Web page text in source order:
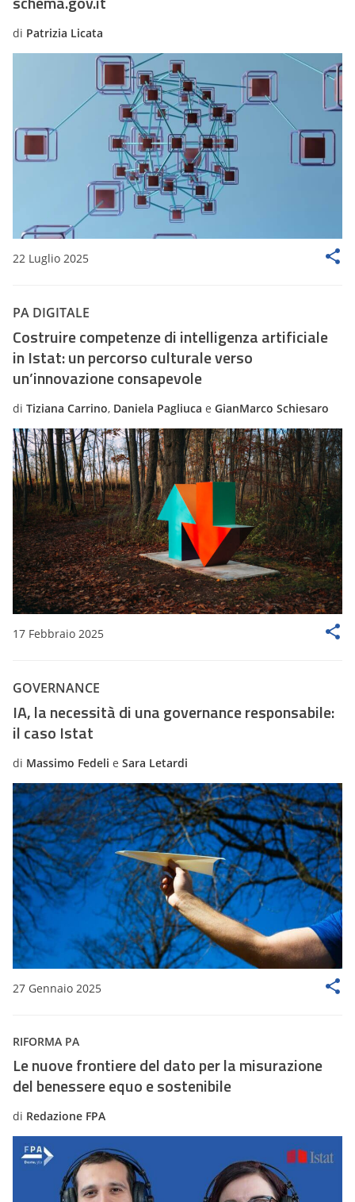
di Patrizia Licata
22 Luglio 2025
PA DIGITALE
Costruire competenze di intelligenza artificiale
in Istat: un percorso culturale verso
un’innovazione consapevole
di Tiziana Carrino, Daniela Pagliuca e GianMarco Schiesaro
17 Febbraio 2025
GOVERNANCE
IA, la necessità di una governance responsabile:
il caso Istat
di Massimo Fedeli e Sara Letardi
27 Gennaio 2025
RIFORMA PA
Le nuove frontiere del dato per la misurazione
del benessere equo e sostenibile
di Redazione FPA